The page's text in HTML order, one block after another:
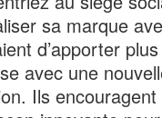
sa marque
d’apporter
avec une
Ils